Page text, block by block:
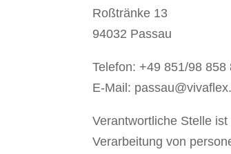
Roßtränke 13
94032 Passau
Telefon: +49 851/98 858
E-Mail:
Verantwortliche Stelle
Verarbeitung von